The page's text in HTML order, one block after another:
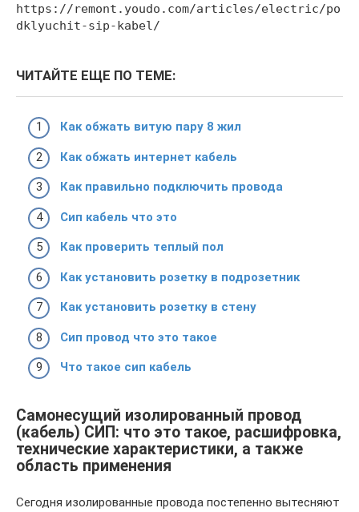
https://remont.youdo.com/articles/electric/po
dklyuchit-sip-kabel/
ЧИТАЙТЕ ЕЩЕ ПО ТЕМЕ:
Как обжать витую пару 8 жил
Как обжать интернет кабель
Как правильно подключить провода
Сип кабель что это
Как проверить теплый пол
Как установить розетку в подрозетник
Как установить розетку в стену
Сип провод что это такое
Что такое сип кабель
Самонесущий изолированный провод
(кабель) СИП: что это такое, расшифровка,
технические характеристики, а также
область применения
Сегодня изолированные провода постепенно вытесняют